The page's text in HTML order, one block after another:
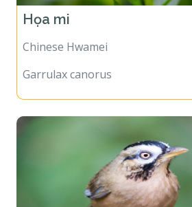
Họa mi
Chinese Hwamei
Garrulax canorus